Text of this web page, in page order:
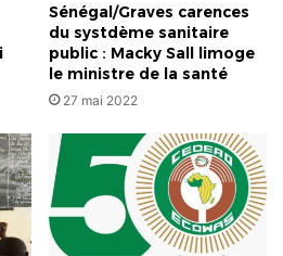
Sénégal/Graves carences
du systdème sanitaire
public : Macky Sall limoge
le ministre de la santé
27 mai 2022